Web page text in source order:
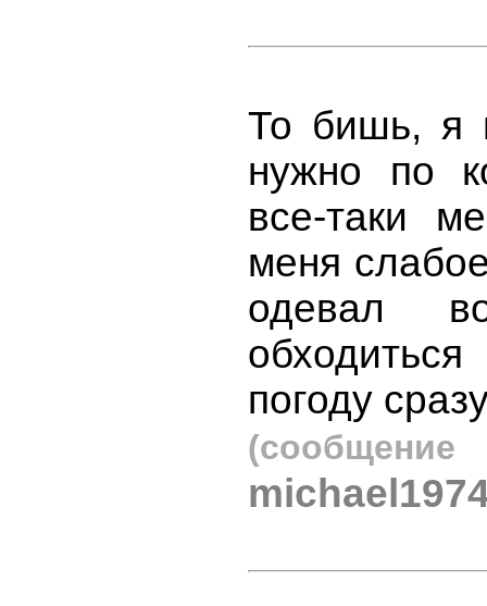
То бишь, я
нужно по
все-таки
меня
одевал
погоду